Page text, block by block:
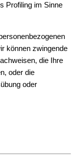
Profiling im Sinne
können zwingende
die Ihre
oder die
oder